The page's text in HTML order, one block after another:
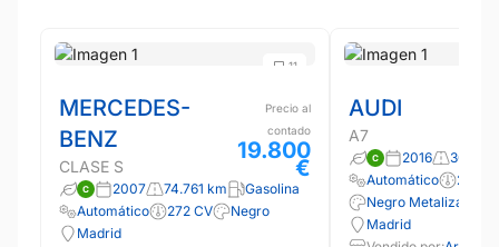
11
MERCEDES-
BENZ
CLASE S
Precio al
contado
19.800
€
2007 74.761 km
Gasolina
Automático
272 CV
Negro
Madrid
AUDI
A7
2016
Automático
218 CV
Negro Metalizado
Madrid